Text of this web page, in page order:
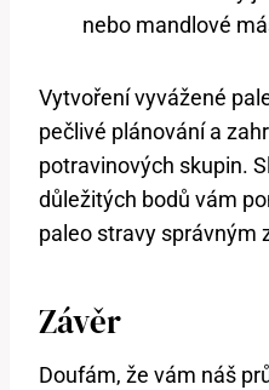
nebo mandlové
Vytvoření vyvážené
pečlivé plánování a
potravinových skupin.
důležitých bodů vám
paleo stravy správným
Závěr
Doufám, že vám náš